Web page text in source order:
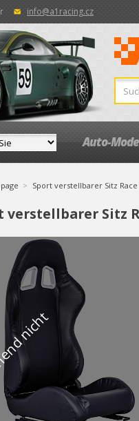
info@a1racing.cz
Auto-
Sport verstellbarer Sitz
verstellbarer Sitz